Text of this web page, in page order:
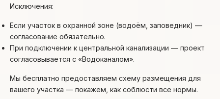
Исключения:
Если участок в охранной зоне (водоём, заповедник) —
согласование обязательно.
При подключении к центральной канализации — проект
согласовывается с «Водоканалом».
Мы бесплатно предоставляем схему размещения для
вашего участка — покажем, как соблюсти все нормы.